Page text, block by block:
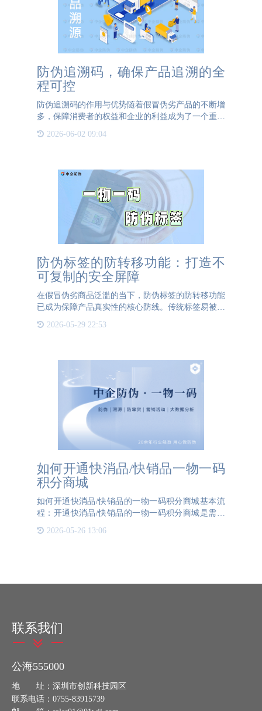
防伪追溯码，确保产品追溯的全
程可控
防伪追溯码的作用与优势随着假冒伪劣产品的不断增
多，保障消费者的权益和企业的利益成为了一个重要
生。防伪追溯码是一种通过特殊的编码方式，将产品
2026-06-02 09:04
防伪标签的防转移功能：打造不
可复制的安全屏障
在假冒伪劣商品泛滥的当下，防伪标签的防转移功能
已成为保障产品真实性的核心防线。传统标签易被完
整撕下并重复利用，为造假者留下可乘之机。而具备
防转移特性的标签，如易碎纸材料、VOID揭开留底
2026-05-29 22:53
如何开通快消品/快销品一物一码
积分商城
如何开通快消品/快销品的一物一码积分商城基本流
程：开通快消品/快销品的一物一码积分商城是需要
企业与专业的第三方公司合作，以确保系统的顺利实
施和高效运行。以下是一个详细的指南，帮助企业了
2026-05-26 13:06
联系我们
公海555000
地 址：深圳市创新科技园区
联系电话：0755-83915739